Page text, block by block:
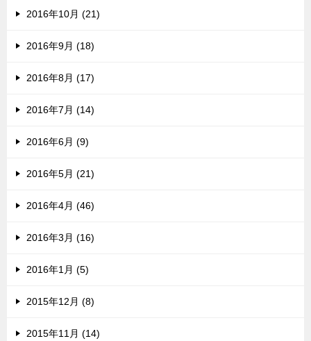
2016年10月 (21)
2016年9月 (18)
2016年8月 (17)
2016年7月 (14)
2016年6月 (9)
2016年5月 (21)
2016年4月 (46)
2016年3月 (16)
2016年1月 (5)
2015年12月 (8)
2015年11月 (14)